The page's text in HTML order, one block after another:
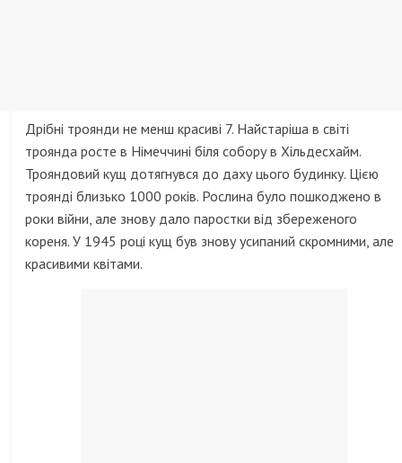
Дрібні троянди не менш красиві 7. Найстаріша в світі
троянда росте в Німеччині біля собору в Хільдесхайм.
Трояндовий кущ дотягнувся до даху цього будинку. Цією
троянді близько 1000 років. Рослина було пошкоджено в
роки війни, але знову дало паростки від збереженого
кореня. У 1945 році кущ був знову усипаний скромними, але
красивими квітами.